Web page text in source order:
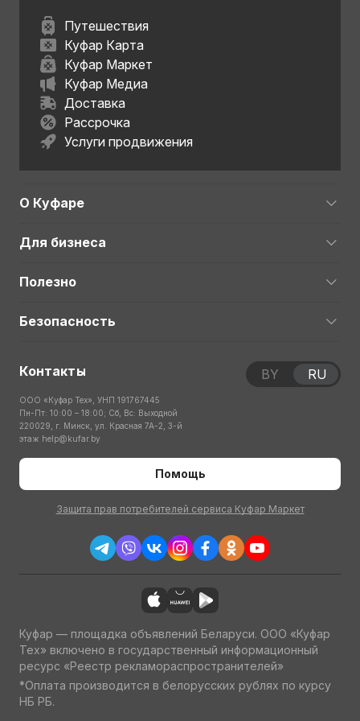
Путешествия
Куфар Карта
Куфар Маркет
Куфар Медиа
Доставка
Рассрочка
Услуги продвижения
О Куфаре
Для бизнеса
Полезно
Безопасность
Контакты
ООО «Куфар Тех», УНП 191767445
Пн-Пт: 10:00 – 18:00; Сб, Вс: Выходной
220029, г. Минск, ул. Красная 7А-2, 3-й
этаж help@kufar.by
Помощь
Защита прав потребителей сервиса Куфар Маркет
BY RU
Куфар — площадка объявлений Беларуси. ООО «Куфар
Тех» включено в государственный информационный
ресурс «Реестр рекламораспространителей»
*Оплата производится в белорусских рублях по курсу
НБ РБ.